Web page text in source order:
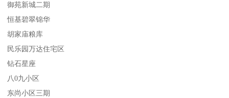
御苑新城二期
恒基碧翠锦华
胡家庙粮库
民乐园万达住宅区
钻石星座
八0九小区
东尚小区三期